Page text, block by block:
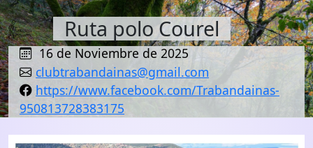
Ruta polo Courel
16 de Noviembre de 2025
clubtrabandainas@gmail.com
https://www.facebook.com/Trabandainas-
950813728383175